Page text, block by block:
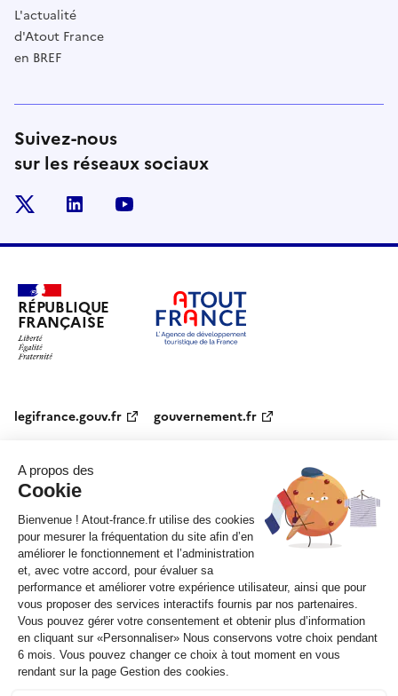
L'actualité
d'Atout France
en BREF
Suivez-nous
sur les réseaux sociaux
linkedin
RÉPUBLIQUE
FRANÇAISE
legifrance.gouv.fr
gouvernement.fr
Marchés publics
Accessibilité :
partiellement conforme
Mentions légales CGV Contact
Sauf mention contraire, tous les contenus de ce site sont sous
etalab-2.0